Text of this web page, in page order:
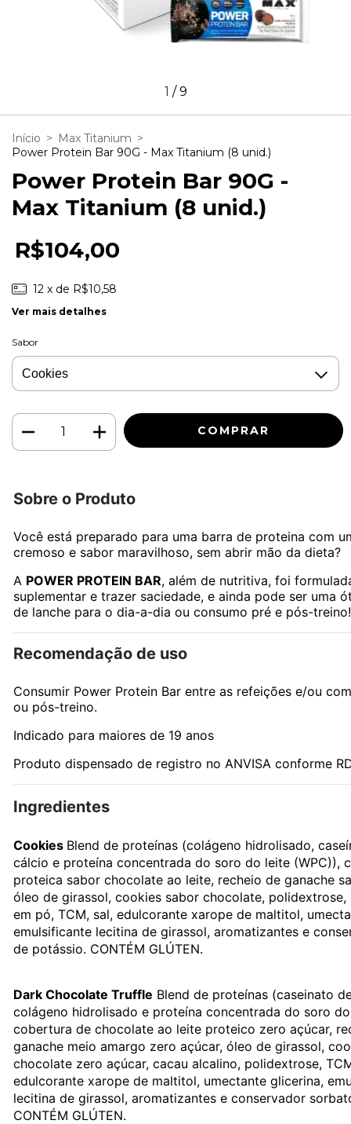
1 /9
Início > Max Titanium >
Power Protein Bar 90G - Max Titanium (8 unid.)
Power Protein Bar 90G -
Max Titanium (8 unid.)
R$104,00
12 x de R$10,58
Ver mais detalhes
Sabor
Sobre o Produto
Você está preparado para uma barra de proteina com
cremoso e sabor maravilhoso, sem abrir mão da dieta?
A POWER PROTEIN BAR, além de nutritiva, foi
suplementar e trazer saciedade, e ainda pode ser uma
de lanche para o dia-a-dia ou consumo pré e pós-treino!
Recomendação de uso
Consumir Power Protein Bar entre as refeições e/ou
ou pós-treino.
Indicado para maiores de 19 anos
Produto dispensado de registro no ANVISA conforme
Ingredientes
Cookies Blend de proteínas (colágeno hidrolisado,
cálcio e proteína concentrada do soro do leite (WPC)),
proteica sabor chocolate ao leite, recheio de ganache
óleo de girassol, cookies sabor chocolate, polidextrose,
em pó, TCM, sal, edulcorante xarope de maltitol,
emulsificante lecitina de girassol, aromatizantes e
de potássio. CONTÉM GLÚTEN.
Dark Chocolate Truffle Blend de proteínas (caseinato
colágeno hidrolisado e proteína concentrada do soro
cobertura de chocolate ao leite proteico zero açúcar,
ganache meio amargo zero açúcar, óleo de girassol,
chocolate zero açúcar, cacau alcalino, polidextrose,
edulcorante xarope de maltitol, umectante glicerina,
lecitina de girassol, aromatizantes e conservador
CONTÉM GLÚTEN.